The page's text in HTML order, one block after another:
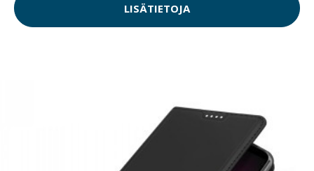
LISÄTIETOJA